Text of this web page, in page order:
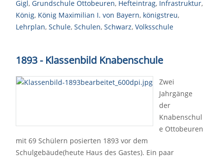
Gigl, Grundschule Ottobeuren, Hefteintrag, Infrastruktur,
König, König Maximilian I. von Bayern, königstreu,
Lehrplan, Schule, Schulen, Schwarz, Volksschule
1893 - Klassenbild Knabenschule
Zwei
Jahrgänge
der
Knabenschul
e Ottobeuren
mit 69 Schülern posierten 1893 vor dem
Schulgebäude(heute Haus des Gastes). Ein paar